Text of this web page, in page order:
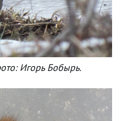
Игорь Бобырь.